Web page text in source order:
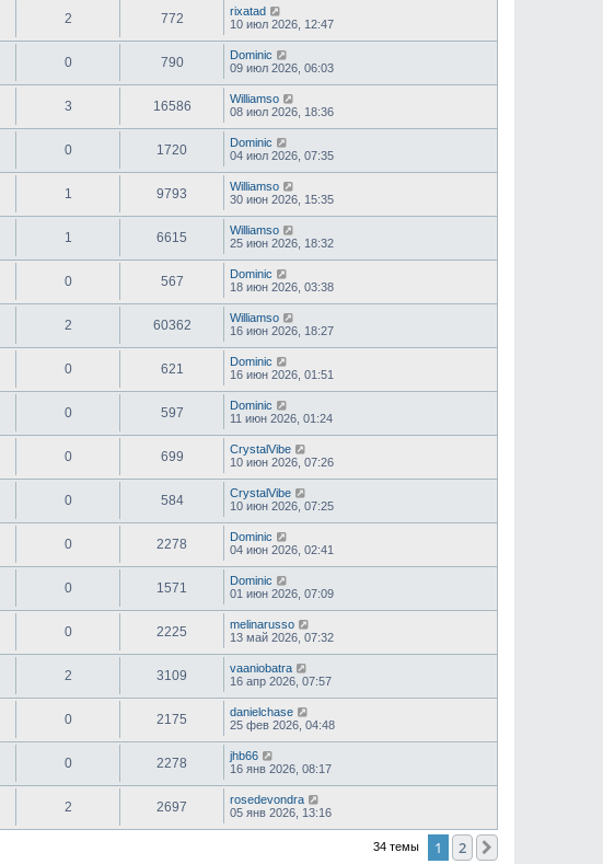
2 772
rixatad
10 июл 2026, 12:47
0 790
Dominic
09 июл 2026, 06:03
3 16586
Williamso
08 июл 2026, 18:36
0 1720
Dominic
04 июл 2026, 07:35
1 9793
Williamso
30 июн 2026, 15:35
1 6615
Williamso
25 июн 2026, 18:32
0 567
Dominic
18 июн 2026, 03:38
2 60362
Williamso
16 июн 2026, 18:27
0 621
Dominic
16 июн 2026, 01:51
0 597
Dominic
11 июн 2026, 01:24
0 699
CrystalVibe
10 июн 2026, 07:26
0 584
CrystalVibe
10 июн 2026, 07:25
0 2278
Dominic
04 июн 2026, 02:41
0 1571
Dominic
01 июн 2026, 07:09
0 2225
melinarusso
13 май 2026, 07:32
2 3109
vaaniobatra
16 апр 2026, 07:57
0 2175
danielchase
25 фев 2026, 04:48
0 2278
jhb66
16 янв 2026, 08:17
2 2697
rosedevondra
05 янв 2026, 13:16
34 темы 1 2